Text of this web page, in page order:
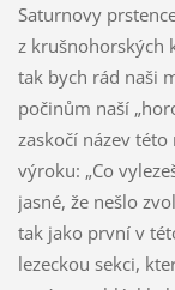
Saturnovy
z krušnohorských
tak bych rád naši
počinům naší
zaskočí název
výroku: „Co
jasné, že nešlo
tak jako první v
lezeckou sekci,